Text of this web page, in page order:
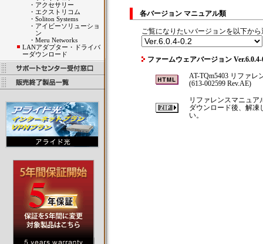
・ アクセサリー
・ エクストリコム
・ Soliton Systems
・ アイビーソリューショ
ン
・ Meru Networks
LANアダプター・ドライバ
ーダウンロード
各バージョン マニュアル類
ご覧になりたいバージョンを以下か
ファームウェアバージョン
AT-TQm5403 リファレ
(613-002599 Rev.AE)
リファレンスマニュア
ダウンロード後、解凍
い。